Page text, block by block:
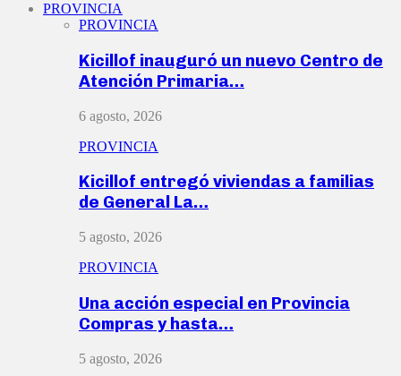
PROVINCIA
PROVINCIA
Kicillof inauguró un nuevo Centro de
Atención Primaria…
6 agosto, 2026
PROVINCIA
Kicillof entregó viviendas a familias
de General La…
5 agosto, 2026
PROVINCIA
Una acción especial en Provincia
Compras y hasta…
5 agosto, 2026